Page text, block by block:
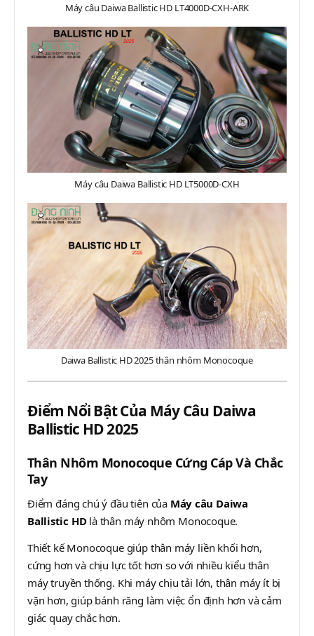
Máy câu Daiwa Ballistic HD LT4000D-CXH-ARK
Máy câu Daiwa Ballistic HD LT5000D-CXH
Daiwa Ballistic HD 2025 thân nhôm Monocoque
Điểm Nổi Bật Của Máy Câu Daiwa
Ballistic HD 2025
Thân Nhôm Monocoque Cứng Cáp Và Chắc
Tay
Điểm đáng chú ý đầu tiên của Máy câu Daiwa
Ballistic HDlà thân máy nhôm Monocoque.
Thiết kế Monocoque giúp thân máy liền khối hơn,
cứng hơn và chịu lực tốt hơn so với nhiều kiểu thân
máy truyền thống. Khi máy chịu tải lớn, thân máy ít bị
vặn hơn, giúp bánh răng làm việc ổn định hơn và cảm
giác quay chắc hơn.